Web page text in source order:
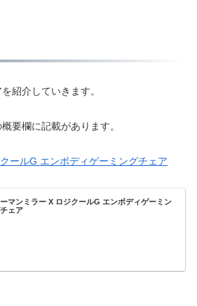
紹介していきます。
要欄に記載があります。
ールG エンボディゲーミングチェア
マンミラー X ロジクールG エンボディゲーミン
ェア